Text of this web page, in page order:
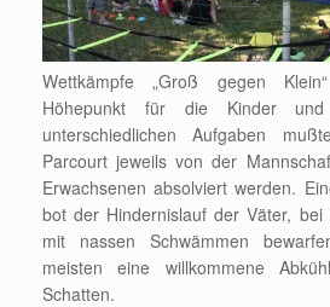
Wettkämpfe „Groß gegen
Höhepunkt für die Kinder
unterschiedlichen Aufgaben
Parcourt jeweils von der
Erwachsenen absolviert werden.
bot der Hindernislauf der Väter,
mit nassen Schwämmen
meisten eine willkommene
Schatten.